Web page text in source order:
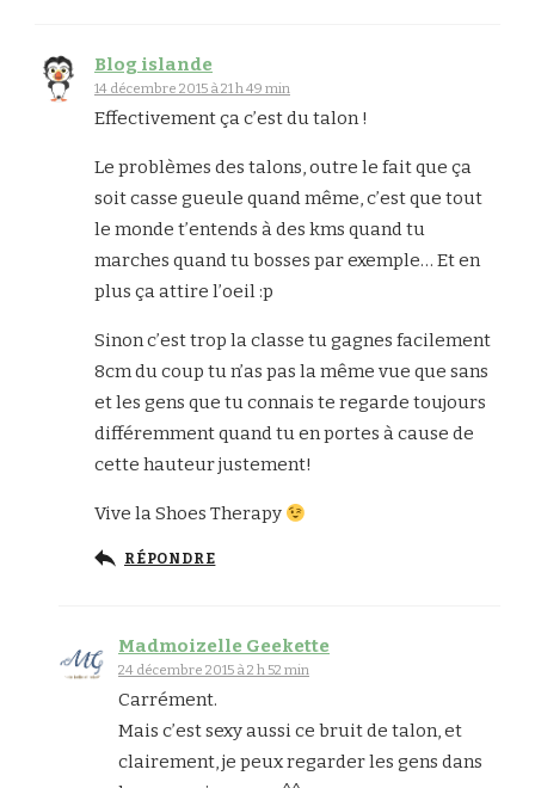
Blog islande
14 décembre 2015 à 21 h 49 min
Effectivement ça c’est du talon !
Le problèmes des talons, outre le fait que ça
soit casse gueule quand même, c’est que tout
le monde t’entends à des kms quand tu
marches quand tu bosses par exemple… Et en
plus ça attire l’oeil :p
Sinon c’est trop la classe tu gagnes facilement
8cm du coup tu n’as pas la même vue que sans
et les gens que tu connais te regarde toujours
différemment quand tu en portes à cause de
cette hauteur justement!
Vive la Shoes Therapy
RÉPONDRE
Madmoizelle Geekette
24 décembre 2015 à 2 h 52 min
Carrément.
Mais c’est sexy aussi ce bruit de talon, et
clairement, je peux regarder les gens dans